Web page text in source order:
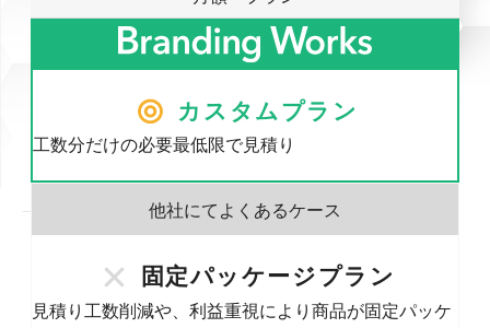
カスタムプラン
工数分だけの必要最低限で見積り
固定パッケージプラン
見積り工数削減や、利益重視により商品が固定パッケ